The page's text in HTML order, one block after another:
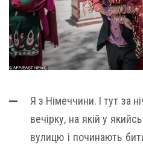
Я з Німеччини. І тут за
вечірку, на якій у
вулицю і починають